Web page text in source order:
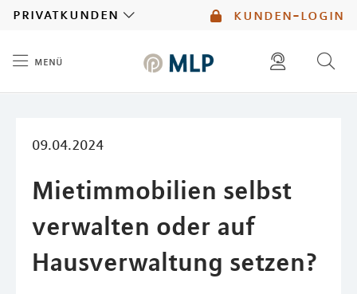
kunden-login
privatkunden
menü
09.04.2024
Mietimmobilien selbst
verwalten oder auf
Hausverwaltung setzen?